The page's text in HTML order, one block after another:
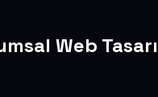
Web